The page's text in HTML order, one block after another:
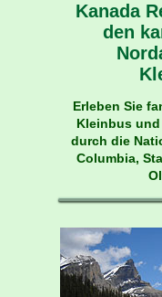
Kanada
den
Erleben Sie
Kleinbus
durch die
Columbia,